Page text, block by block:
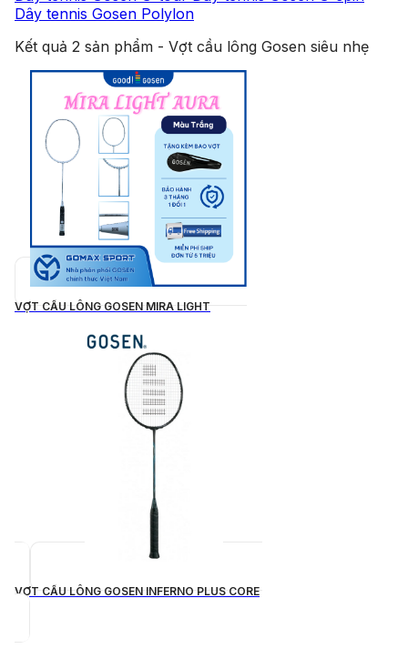
Dây tennis Gosen Polylon
Kết quả 2 sản phẩm - Vợt cầu lông Gosen siêu nhẹ
VỢT CẦU LÔNG GOSEN MIRA LIGHT
VỢT CẦU LÔNG GOSEN INFERNO PLUS CORE